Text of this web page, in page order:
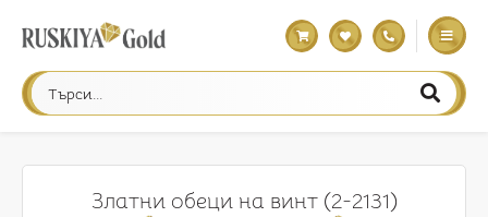
Златни обеци на винт (2-2131)